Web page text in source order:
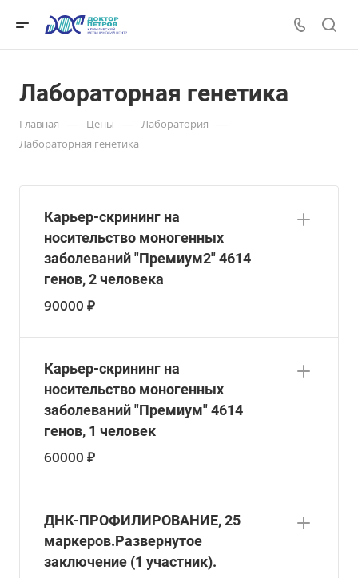
Лабораторная генетика
Главная — Цены — Лаборатория —
Лабораторная генетика
Карьер-скрининг на
носительство моногенных
заболеваний "Премиум2" 4614
генов, 2 человека
90000 ₽
Карьер-скрининг на
носительство моногенных
заболеваний "Премиум" 4614
генов, 1 человек
60000 ₽
ДНК-ПРОФИЛИРОВАНИЕ, 25
маркеров.Развернутое
заключение (1 участник).